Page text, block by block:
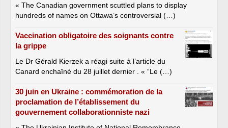
« The Canadian government scuttled plans to display
hundreds of names on Ottawa’s controversial (…)
Vaccination obligatoire des soignants contre
la grippe
Le Dr Gérald Kierzek a réagi suite à l’article du
Canard enchaîné du 28 juillet dernier . « “Le (…)
30 juin en Ukraine : commémoration de la
proclamation de l’établissement du
gouvernement collaborationniste nazi